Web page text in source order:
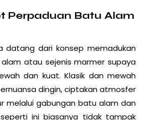
Perpaduan Batu Alam
datang dari konsep memadukan
atau sejenis marmer supaya
dan kuat. Klasik dan mewah
dingin, ciptakan atmosfer
melalui gabungan batu alam dan
ini biasanya tidak tampak